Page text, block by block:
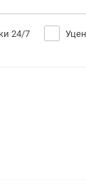
24/7